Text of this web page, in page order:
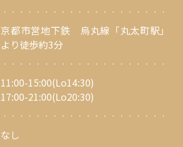
京都市営地下鉄 烏丸線「丸太町駅」
より徒歩約3分
11:00-15:00(Lo14:30)
17:00-21:00(Lo20:30)
なし